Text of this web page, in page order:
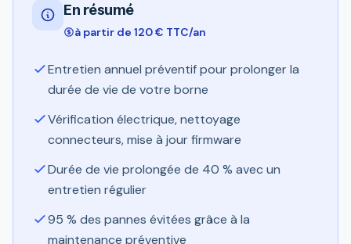
En résumé
à partir de 120 € TTC/an
Entretien annuel préventif pour prolonger la
durée de vie de votre borne
Vérification électrique, nettoyage
connecteurs, mise à jour firmware
Durée de vie prolongée de 40 % avec un
entretien régulier
95 % des pannes évitées grâce à la
maintenance préventive